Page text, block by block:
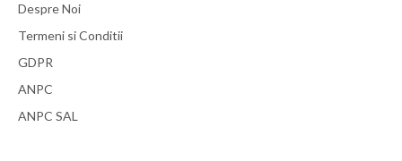
Despre Noi
Termeni si Conditii
GDPR
ANPC
ANPC SAL